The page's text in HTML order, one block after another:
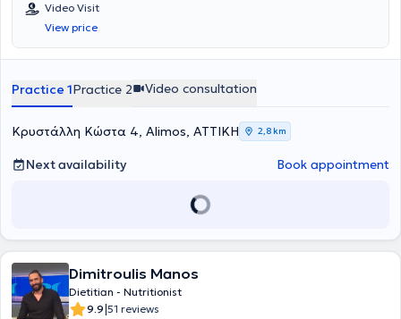
Video Visit
View price
Practice 1Practice 2 Video consultation
Κρυστάλλη Κώστα 4, Alimos, ΑΤΤΙΚΗ 2,8 km
Next availability Book appointment
Dimitroulis Manos
Dietitian - Nutritionist
9.9|51 reviews